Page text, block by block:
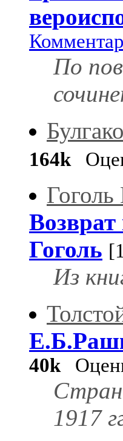
По
164k
Гоголь
Из
40k
1917